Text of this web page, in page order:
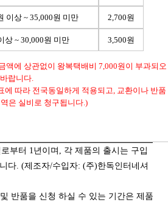
이상 ~ 35,000원 미만 2,700원
상 ~ 30,000원 미만 3,500원
액에 상관없이 왕복택배비 7,000원이 부과되오
랍니다.
에 따라 전국동일하게 적용되고, 교환이나 반품
은 실비로 청구됩니다.)
부터 1년이며, 각 제품의 출시는 구입
다. (제조자/수입자: (주)한독인터네셔
반품을 신청 하실 수 있는 기간은 제품